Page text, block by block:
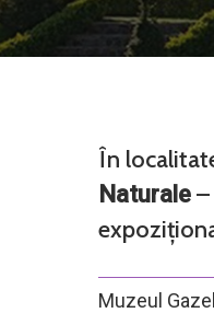
În
Naturale
Muzeul